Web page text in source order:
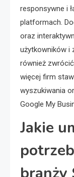
responsywne i
platformach.
oraz
użytkowników i
również
więcej firm
wyszukiwania
Google My
Jakie